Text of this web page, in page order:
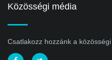
Közösségi média
Csatlakozz hozzánk a